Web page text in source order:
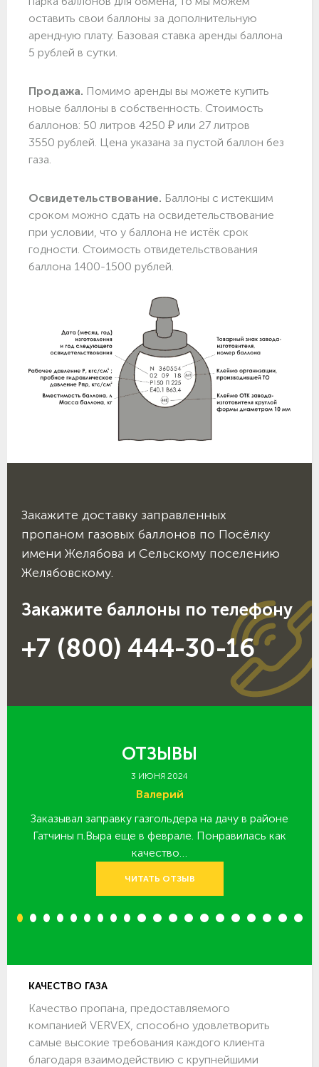
оставить свои баллоны за дополнительную
арендную плату. Базовая ставка аренды баллона
5 рублей в сутки.
Продажа. Помимо аренды вы можете купить
новые баллоны в собственность. Стоимость
баллонов: 50 литров 4250 ₽ или 27 литров
3550 рублей. Цена указана за пустой баллон без
газа.
Освидетельствование. Баллоны с истекшим
сроком можно сдать на освидетельствование
при условии, что у баллона не истёк срок
годности. Стоимость отвидетельствования
баллона 1400-1500 рублей.
Закажите доставку заправленных
пропаном газовых баллонов по Посёлку
имени Желябова и Сельскому поселению
Желябовскому.
Закажите баллоны по телефону
+7 (800) 444-30-16
ОТЗЫВЫ
3 ИЮНЯ 2024
Валерий
Заказывал заправку газгольдера на дачу в районе
Гатчины п.Выра еще в феврале. Понравилась как
качество…
ЧИТАТЬ ОТЗЫВ
1 2 3 4 5 6 7 8 9 10 11 12 13 14 15 16 17 18 19 20
КАЧЕСТВО ГАЗА
Качество пропана, предоставляемого
компанией VERVEX, способно удовлетворить
самые высокие требования каждого клиента
благодаря взаимодействию с крупнейшими